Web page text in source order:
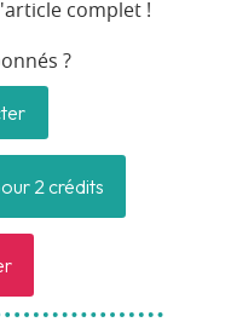
complet !
?
2 crédits